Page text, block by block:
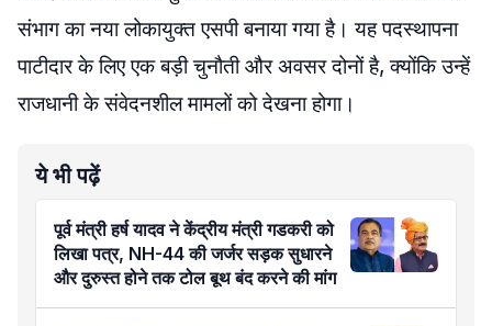
संभाग का नया लोकायुक्त एसपी बनाया गया है। यह पदस्थापना
पाटीदार के लिए एक बड़ी चुनौती और अवसर दोनों है, क्योंकि उन्हें
राजधानी के संवेदनशील मामलों को देखना होगा।
ये भी पढ़ें
पूर्व मंत्री हर्ष यादव ने केंद्रीय मंत्री गडकरी को
लिखा पत्र, NH-44 की जर्जर सड़क सुधारने
और दुरुस्त होने तक टोल बूथ बंद करने की मांग